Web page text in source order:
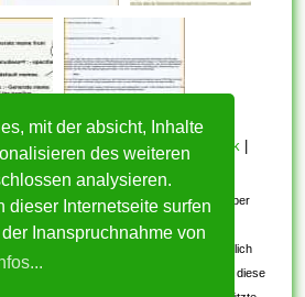
mit der absicht, Inhalte
des weiteren
analysieren.
dieser Internetseite surfen
Inanspruchnahme von
Datenschutzerklärung|Cookie Politik
Nutzungsbedingungen
bleiben dem ursprünglichen Copyright-Inhaber
Bitte beachten Sie: Bilder sind für den
Gebrauch. Wenn Sie urheberrechtlich
wenden Sie sich an uns. Wir werden diese